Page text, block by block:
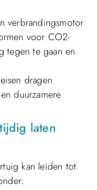
verbrandingsmotor
voor CO2-
tegen te gaan en
dragen
duurzamere
laten
kan leiden tot